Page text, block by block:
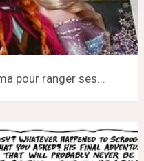
pour ranger ses...